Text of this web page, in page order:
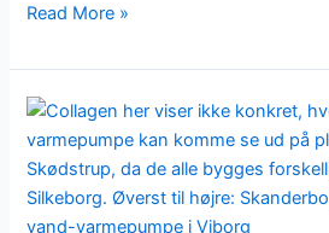
Read More »
Varmepumpe-
anlæg
på
vej